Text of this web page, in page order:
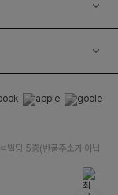
딩 5층(반품주소가 아닙